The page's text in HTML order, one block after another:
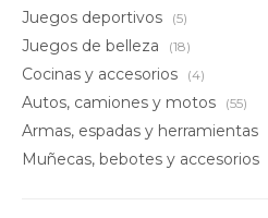
Juegos deportivos (5)
Juegos de belleza (18)
Cocinas y accesorios (4)
Autos, camiones y motos (55)
Armas, espadas y herramientas
Muñecas, bebotes y accesorios